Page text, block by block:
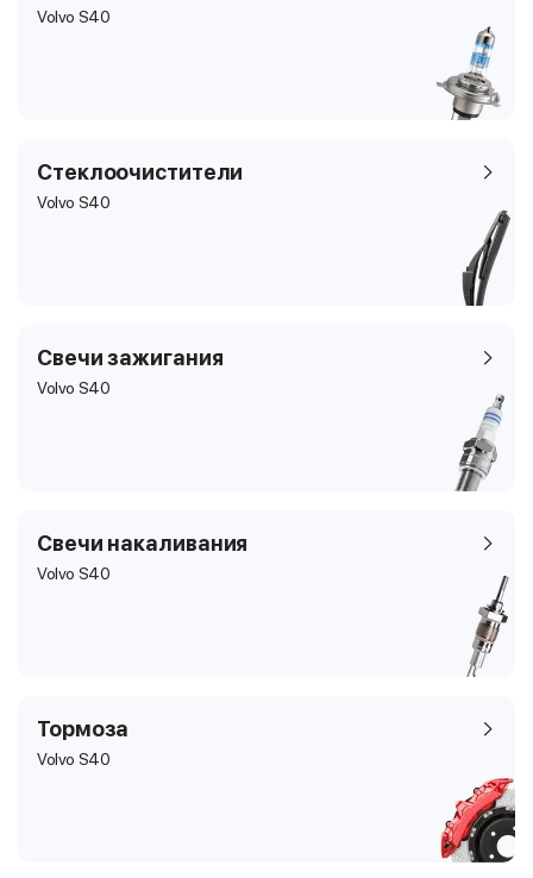
Volvo S40
Стеклоочистители
Volvo S40
Свечи зажигания
Volvo S40
Свечи накаливания
Volvo S40
Тормоза
Volvo S40